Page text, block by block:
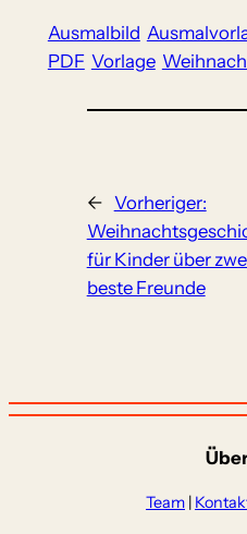
Ausmalbild
PDF Vorlage
← Vorheriger:
für Kinder über
beste Freunde
Team |